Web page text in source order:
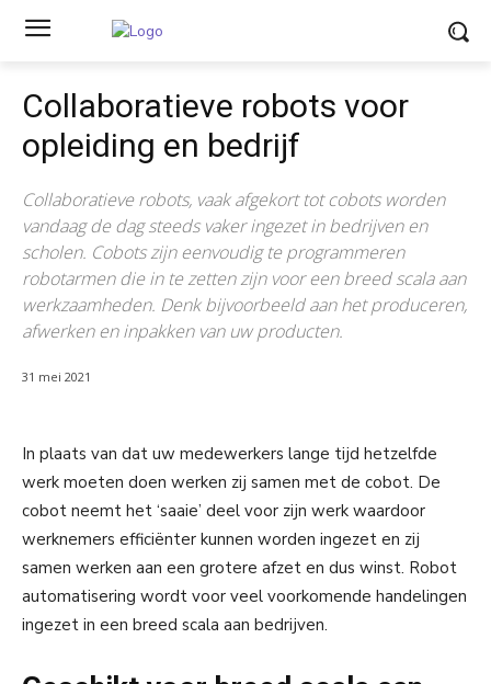
Collaboratieve robots voor
opleiding en bedrijf
Collaboratieve robots, vaak afgekort tot cobots worden
vandaag de dag steeds vaker ingezet in bedrijven en
scholen. Cobots zijn eenvoudig te programmeren
robotarmen die in te zetten zijn voor een breed scala aan
werkzaamheden. Denk bijvoorbeeld aan het produceren,
afwerken en inpakken van uw producten.
31 mei 2021
In plaats van dat uw medewerkers lange tijd hetzelfde
werk moeten doen werken zij samen met de cobot. De
cobot neemt het ‘saaie’ deel voor zijn werk waardoor
werknemers efficiënter kunnen worden ingezet en zij
samen werken aan een grotere afzet en dus winst. Robot
automatisering wordt voor veel voorkomende handelingen
ingezet in een breed scala aan bedrijven.